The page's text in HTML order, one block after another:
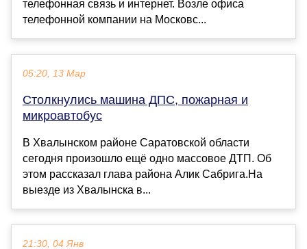
телефонная связь и интернет. Возле офиса
телефонной компании на Московс...
05:20, 13 Мар
Столкнулись машина ДПС, пожарная и
микроавтобус
В Хвалынском районе Саратовской области
сегодня произошло ещё одно массовое ДТП. Об
этом рассказал глава района Алик Сабрига.На
выезде из Хвалынска в...
21:30, 04 Янв